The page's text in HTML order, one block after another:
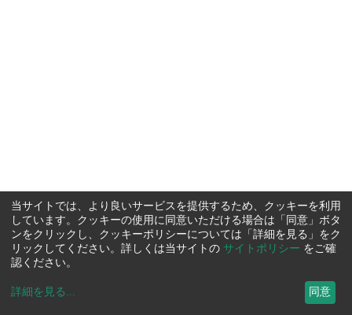
当サイトでは、より良いサービスを提供するため、クッキーを利用
しています。クッキーの使用に同意いただける場合は「同意」ボタ
ンをクリックし、クッキーポリシーについては「詳細を見る」をク
リックしてください。詳しくは当サイトの サイトポリシー をご確
認ください。
詳細を見る ... 同意